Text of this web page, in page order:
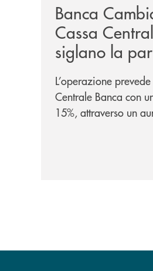
Banca
Cassa
siglano la
strategica
L’operazione
Centrale Banca con
15%, attraverso un
sulla condivisione
prossimità ai